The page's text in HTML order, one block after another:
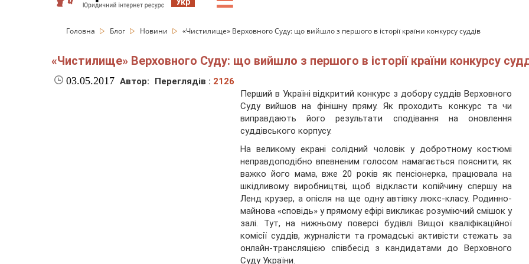
Головна Блог Новини «Чистилище» Верховного Суду: що вийшло з першого в історії країни конкурсу суддів
«Чистилище» Верховного Суду: що вийшло з першого в історії країни конкурсу
03.05.2017 Автор: Переглядів : 2126
Перший в Україні відкритий конкурс з добору суддів Верховного
Суду вийшов на фінішну пряму. Як проходить конкурс та чи
виправдають його результати сподівання на оновлення
суддівського корпусу.
На великому екрані солідний чоловік у добротному костюмі
неправдоподібно впевненим голосом намагається пояснити, як
важко його мама, вже 20 років як пенсіонерка, працювала на
шкідливому виробництві, щоб відкласти копійчину спершу на
Ленд крузер, а опісля на ще одну автівку люкс-класу. Родинно-
майнова «сповідь» у прямому ефірі викликає розуміючий смішок у
залі. Тут, на нижньому поверсі будівлі Вищої кваліфікаційної
комісії суддів, журналісти та громадські активісти стежать за
онлайн-трансляцією співбесід з кандидатами до Верховного
Суду України.